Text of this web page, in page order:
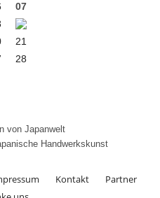
07
21
28
Kontakt
Partner